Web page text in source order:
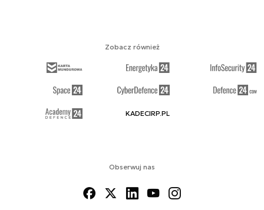
Obserwuj nas
Zobacz również
KADECIRP.PL